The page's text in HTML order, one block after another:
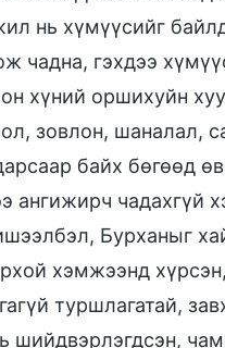
нь хүмүүсийг
чадна, гэхдээ
хүний оршихуйн
зовлон, шаналал,
байх бөгөөд
ангижирч чадахгүй
Бурханыг
хэмжээнд
туршлагатай,
шийдвэрлэгдсэн,